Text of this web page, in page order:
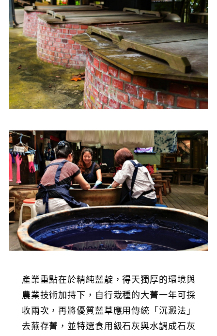
產業重點在於精純藍靛，得天獨厚的環境與
農業技術加持下，自行栽種的大菁一年可採
收兩次，再將優質藍草應用傳統「沉澱法」
去蕪存菁，並特選食用級石灰與水調成石灰